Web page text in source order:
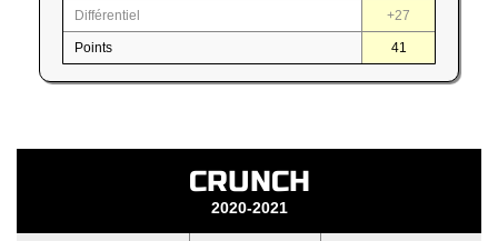
Différentiel +27
Points 41
CRUNCH
2020-2021